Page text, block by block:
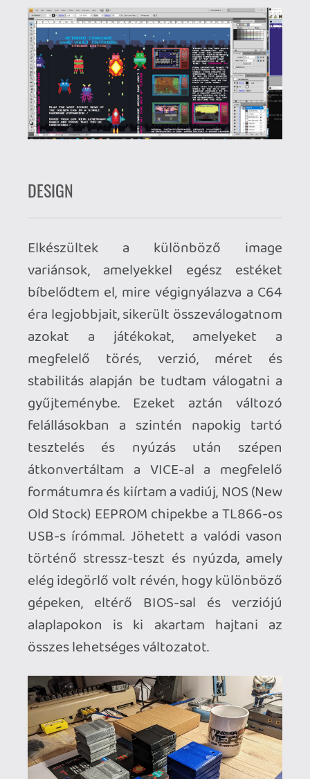
tetszett a legjobban (ez egy ilyen
rövidebb és kecsesebb fajta, mint a
klasszikus ún. long C64-shell-ek):
rátaláltam az osztrák protoparts
vállalkozásra is, aki több színben sajtol
saját gyártású shell-eket C64 cartridge -
okhoz, de végül mégis az előbbi dizájn
mellett döntöttem, hiszen maga a Magic
Desk cartridge-om is a kisebb, short
ár, a szállítással és a +27% kötelező EU-n
kutakodtam ebay-en, a lengyel
shopokban de egyszer aztán átfutott az
agyamon, hogy az egész projekt
gyakorlatilag saját kezűleg készült, nem
lehetne-e a shell-t magát is valami más
módon elkészíteni.
Eszembe jutott, hogy nem is olyan régen
találtam egy srácot facebook
marketplace-n, akivel készíttettem az
Ikea Fjallbo típusú, 20-as éveket idéző
lemezjátszó állványomhoz vinyl-tartókat,
3d nyomtatással: kerestem a thingiverse-
n a cartridge-omhoz megfelelő shellt és
találtam is olyat, ami méretben és
dizájnban is passzolt. Készíttettem vele
egy low-quality próbanyomást, amely
elsőre tökéletesen lett, ráadásul a reset
gomb lyuk pozíciója is pont ott van, ahol
lennie kell, sőt! Sikerült úgy átvariálni,
hogy pattintós (masszív) megoldással
rögzüljenek a fedelek, így még csavarozni